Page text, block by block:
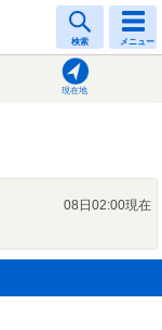
検索 メニュー
現在地
08日02:00現在